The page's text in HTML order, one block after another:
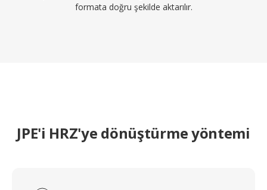
formata doğru şekilde aktarılır.
JPE'i HRZ'ye dönüştürme yöntemi